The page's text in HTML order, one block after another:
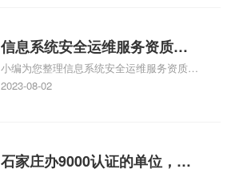
信息系统安全运维服务资质二
级费用，信息系统安全运维服
务资质二级
小编为您整理信息系统安全运维服务资质认
证证书机构有哪些、安全运维服务资质的费
体系认证知识，详情可查看下方正文！
2023-08-02
石家庄办9000认证的单位，石